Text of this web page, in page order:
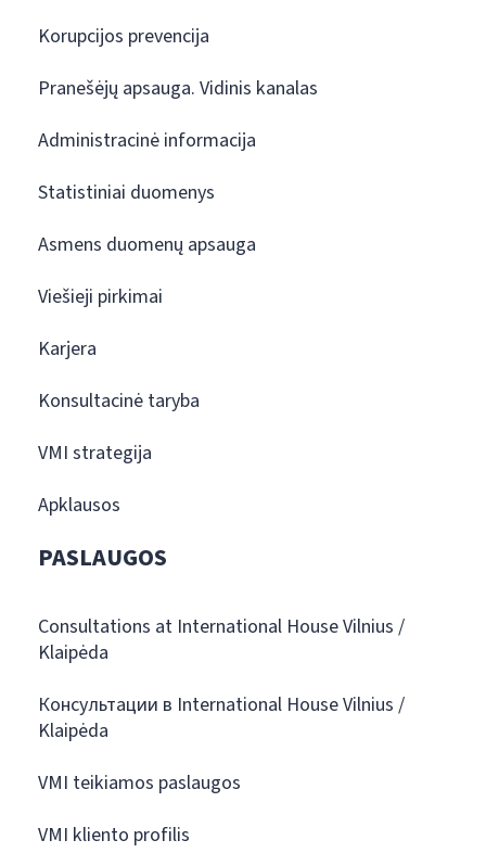
Korupcijos prevencija
Pranešėjų apsauga. Vidinis kanalas
Administracinė informacija
Statistiniai duomenys
Asmens duomenų apsauga
Viešieji pirkimai
Karjera
Konsultacinė taryba
VMI strategija
Apklausos
PASLAUGOS
Consultations at International House Vilnius /
Klaipėda
Консультации в International House Vilnius /
Klaipėda
VMI teikiamos paslaugos
VMI kliento profilis